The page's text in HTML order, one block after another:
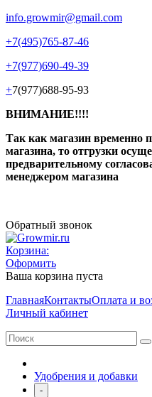
info.growmir@gmail.com
+7(495)765-87-46
+7(977)690-49-39
+7(977)688-95-93
ВНИМАНИЕ!!!!
Так как магазин временно
магазина, то отгрузки
предварительному
менеджером магазина
Обратный звонок
Корзина:
Оформить
Ваша корзина пуста
ГлавнаяКонтактыОплата и
Личный кабинет
Удобрения и добавки
-